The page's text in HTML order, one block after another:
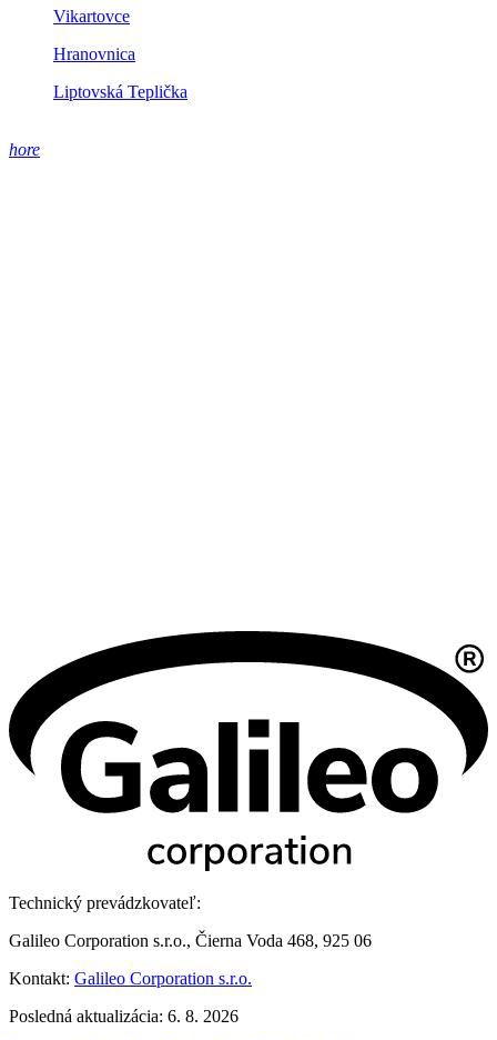
Vikartovce
Hranovnica
Liptovská Teplička
hore
Technický prevádzkovateľ:
Galileo Corporation s.r.o., Čierna Voda 468, 925 06
Kontakt: Galileo Corporation s.r.o.
Posledná aktualizácia: 6. 8. 2026